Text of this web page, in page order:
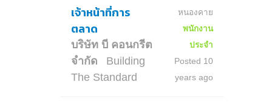
เจ้าหน้าที่การ
ตลาด
บริษัท บี คอนกรีต
จำกัด
Building
The Standard
หนองคาย
พนักงาน
ประจำ
Posted 10
years ago